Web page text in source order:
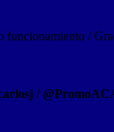
funcionamiento /
/